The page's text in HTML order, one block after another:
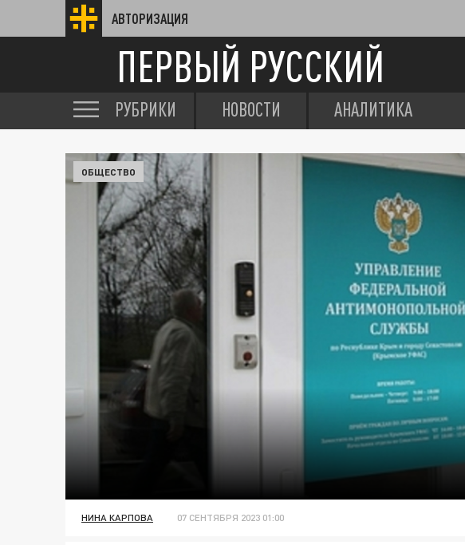
АВТОРИЗАЦИЯ
ПЕРВЫЙ РУССКИЙ
РУБРИКИ НОВОСТИ АНАЛИТИКА
ОБЩЕСТВО
НИНА КАРПОВА 07 СЕНТЯБРЯ 2023 01:00